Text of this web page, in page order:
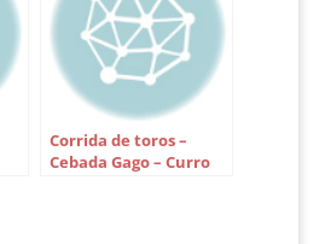
Corrida de toros –
Cebada Gago – Curro